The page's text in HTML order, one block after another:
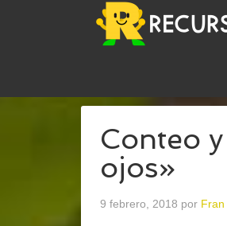
Conteo
ojos»
9 febrero, 2018 por